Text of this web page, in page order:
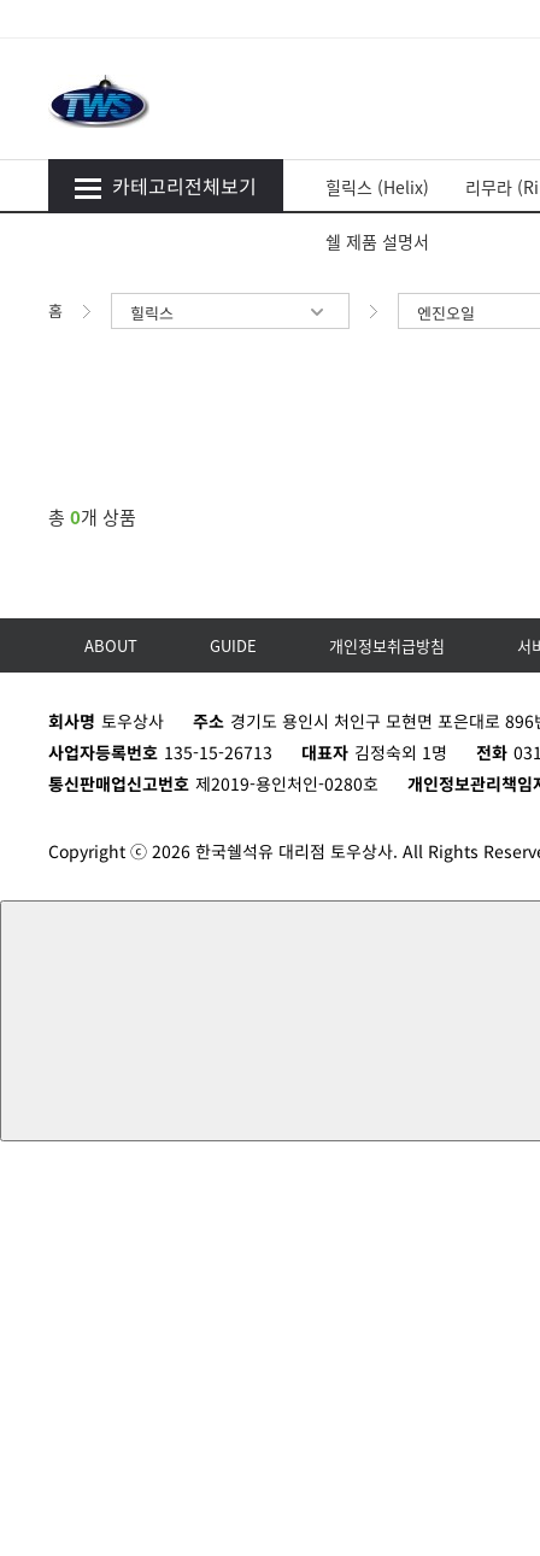
카테고리전체보기 힐릭스 (Helix) 리무라
쉘 제품 설명서
홈 힐릭스 엔진오일
총 0개 상품
ABOUT GUIDE 개인정보취급방침 서
회사명 토우상사 주소 경기도 용인시 처인구 모현면 포은대로
사업자등록번호 135-15-26713 대표자 김정숙외 1명 전화
통신판매업신고번호 제2019-용인처인-0280호 개인정보관리책임
Copyright ⓒ 2026 한국쉘석유 대리점 토우상사. All Rights